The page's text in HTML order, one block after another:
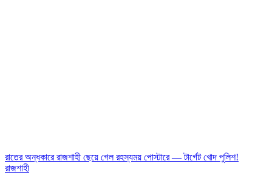
রাতের অন্ধকারে রাজশাহী ছেয়ে গেল রহস্যময় পোস্টারে — টার্গেট খোদ পুলিশ!
রাজশাহী